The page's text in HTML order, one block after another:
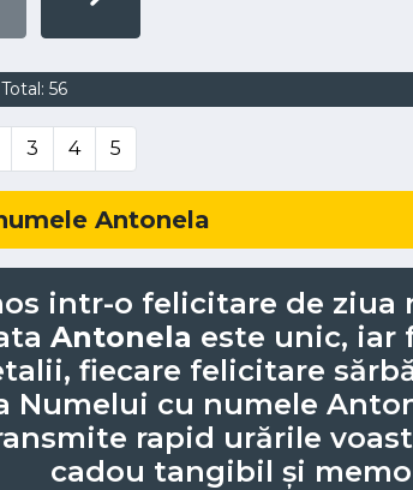
Total: 56
3 4 5
Antonela
intr-o felicitare de
Antonela este unic, iar
fiecare felicitare
Numelui cu numele
rapid urările
cadou tangibil și